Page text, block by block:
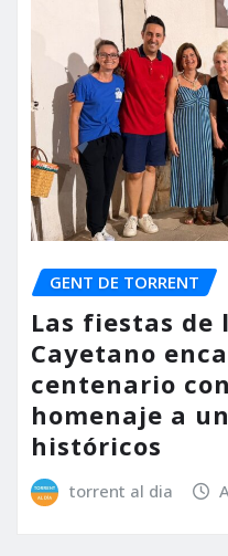
GENT DE TORRENT
Las fiestas de
Cayetano
centenario
homenaje a
históricos
torrent al dia